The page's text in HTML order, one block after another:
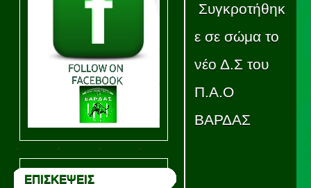
ΕΠΙΣΚΕΨΕΙΣ
Συγκροτήθηκ
ε σε σώμα το
νέο Δ.Σ του
Π.Α.Ο
ΒΑΡΔΑΣ